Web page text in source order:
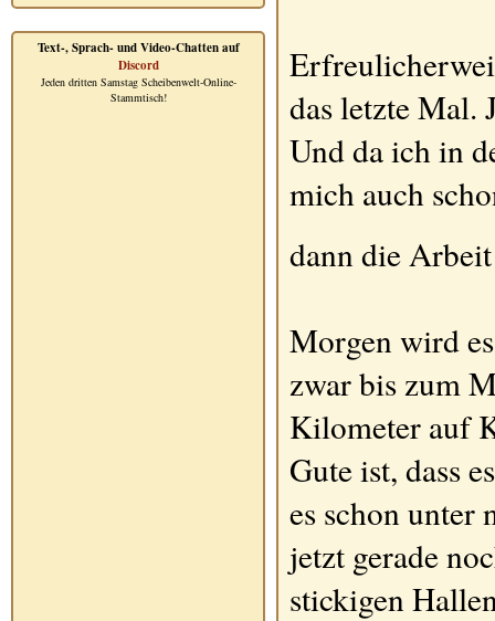
Text-, Sprach- und Video-Chatten auf
Discord
Jeden dritten Samstag Scheibenwelt-Online-
Stammtisch!
das letzte Mal.
Und da ich in
mich auch
dann die
Morgen wird
zwar bis zum
Kilometer auf
Gute ist, dass
es schon unter
jetzt gerade
stickigen